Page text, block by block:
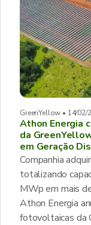
GreenYellow • 14/02/
Athon Energia
da
em Geração
Companhia
totalizando
MWp em mais
Athon Energia
fotovoltaicas da